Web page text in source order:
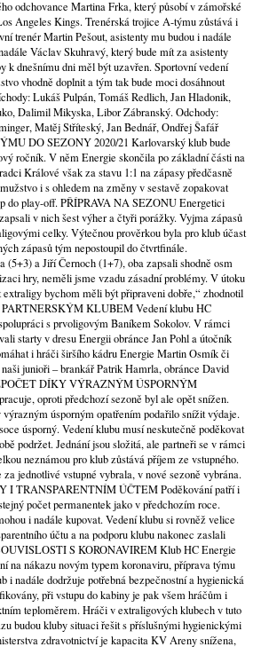
odchovance Martina Frka, který působí v zámořské
Angeles Kings. Trenérská trojice A-týmu zůstává i
trenér Martin Pešout, asistenty mu budou i nadále
Václav Skuhravý, který bude mít za asistenty
k dnešnímu dni měl být uzavřen. Sportovní vedení
vhodně doplnit a tým tak bude moci dosáhnout
Lukáš Pulpán, Tomáš Redlich, Jan Hladonik,
Dalimil Mikyska, Libor Zábranský. Odchody:
Matěj Stříteský, Jan Bednář, Ondřej Šafář
DO SEZONY 2020/21 Karlovarský klub bude
ročník. V něm Energie skončila po základní části na
Králové však za stavu 1:1 na zápasy předčasně
i s ohledem na změny v sestavě zopakovat
do play-off. PŘÍPRAVA NA SEZONU Energetici
v nich šest výher a čtyři porážky. Vyjma zápasů
celky. Výtečnou prověrkou byla pro klub účast
zápasů tým nepostoupil do čtvrtfinále.
a Jiří Černoch (1+7), oba zapsali shodně osm
hry, neměli jsme vzadu zásadní problémy. V útoku
bychom měli být připraveni dobře,“ zhodnotil
PARTNERSKÝM KLUBEM Vedení klubu HC
s prvoligovým Baníkem Sokolov. V rámci
starty v dresu Energii obránce Jan Pohl a útočník
i hráči širšího kádru Energie Martin Osmík či
junioři – brankář Patrik Hamrla, obránce David
DÍKY VÝRAZNÝM ÚSPORNÝM
oproti předchozí sezoně byl ale opět snížen.
úsporným opatřením podařilo snížit výdaje.
úsporný. Vedení klubu musí neskutečně poděkovat
podržet. Jednání jsou složitá, ale partneři se v rámci
neznámou pro klub zůstává příjem ze vstupného.
jednotlivé vstupné vybrala, v nové sezoně vybrána.
TRANSPARENTNÍM ÚČTEM Poděkování patří i
počet permanentek jako v předchozím roce.
i nadále kupovat. Vedení klubu si rovněž velice
účtu a na podporu klubu nakonec zaslali
S KORONAVIREM Klub HC Energie
na nákazu novým typem koronaviru, příprava týmu
i nadále dodržuje potřebná bezpečnostní a hygienická
při vstupu do kabiny je pak všem hráčům i
teploměrem. Hráči v extraligových klubech v tuto
budou kluby situaci řešit s příslušnými hygienickými
zdravotnictví je kapacita KV Areny snížena,